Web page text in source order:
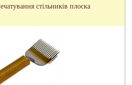
стільників плоска